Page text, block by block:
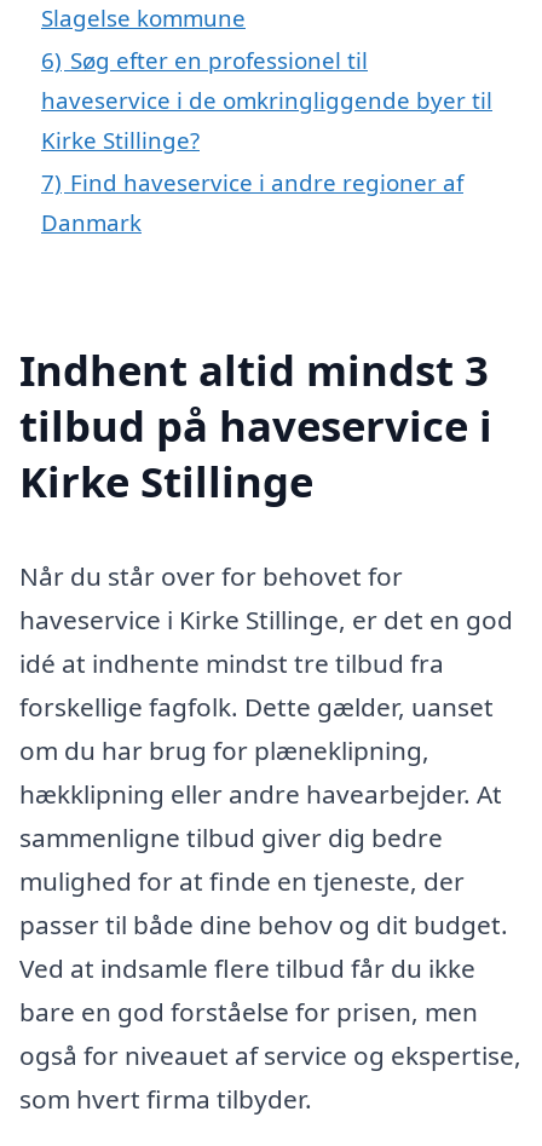
Slagelse kommune
6) Søg efter en professionel til
haveservice i de omkringliggende byer til
Kirke Stillinge?
7) Find haveservice i andre regioner af
Danmark
Indhent altid mindst 3
tilbud på haveservice i
Kirke Stillinge
Når du står over for behovet for
haveservice i Kirke Stillinge, er det en god
idé at indhente mindst tre tilbud fra
forskellige fagfolk. Dette gælder, uanset
om du har brug for plæneklipning,
hækklipning eller andre havearbejder. At
sammenligne tilbud giver dig bedre
mulighed for at finde en tjeneste, der
passer til både dine behov og dit budget.
Ved at indsamle flere tilbud får du ikke
bare en god forståelse for prisen, men
også for niveauet af service og ekspertise,
som hvert firma tilbyder.